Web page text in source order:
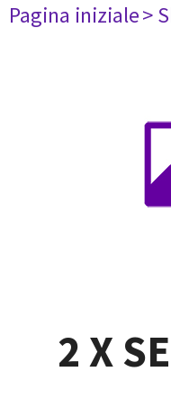
Pagina iniziale>
2 X